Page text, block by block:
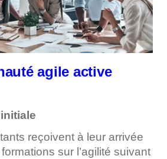
agile active
reçoivent à leur arrivée
sur l’agilité suivant